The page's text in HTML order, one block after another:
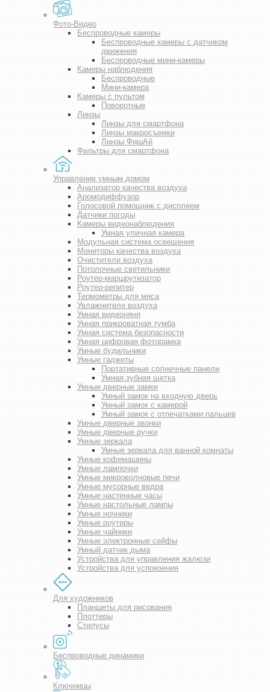
Фото-Видео
Беспроводные камеры
Беспроводные камеры с датчиком
движения
Беспроводные мини-камеры
Камеры наблюдения
Беспроводные
Мини-камера
Камеры с пультом
Поворотные
Линзы
Линзы для смартфона
Линзы макросъемки
Линзы ФишАй
Фильтры для смартфона
Управление умным домом
Анализатор качества воздуха
Аромодиффузор
Голосовой помощник с дисплеем
Датчики погоды
Камеры видеонаблюдения
Умная уличная камера
Модульная система освещения
Мониторы качества воздуха
Очистители воздуха
Потолочные светильники
Роутер-маршрутизатор
Роутер-репитер
Термометры для мяса
Увлажнители воздуха
Умная видеоняня
Умная прикроватная тумба
Умная система безопасности
Умная цифровая фоторамка
Умные будильники
Умные гаджеты
Портативные солнечные панели
Умная зубная щетка
Умные дверные замки
Умный замок на входную дверь
Умный замок с камерой
Умный замок с отпечатками пальцев
Умные дверные звонки
Умные дверные ручки
Умные зеркала
Умные зеркала для ванной комнаты
Умные кофемашины
Умные лампочки
Умные микроволновые печи
Умные мусорные ведра
Умные настенные часы
Умные настольные лампы
Умные ночники
Умные роутеры
Умные чайники
Умные электронные сейфы
Умный датчик дыма
Устройства для управления жалюзи
Устройства для успокоения
Для художников
Планшеты для рисования
Плоттеры
Стилусы
Беспроводные динамики
Ключницы